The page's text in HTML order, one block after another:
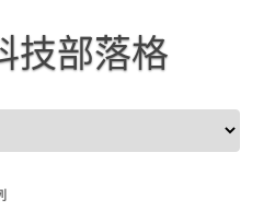
技部落格